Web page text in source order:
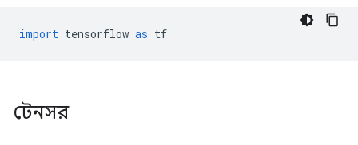
import tensorflow as tf
টেনসর